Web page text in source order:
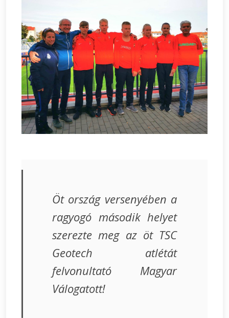
Öt ország versenyében a
ragyogó második helyet
szerezte meg az öt TSC
Geotech atlétát
felvonultató Magyar
Válogatott!